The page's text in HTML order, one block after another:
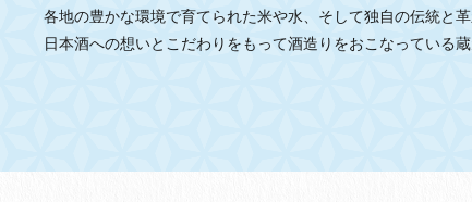
各地の豊かな環境で育てられた米や水、そして独自の伝統と
日本酒への想いとこだわりをもって酒造りをおこなっている蔵